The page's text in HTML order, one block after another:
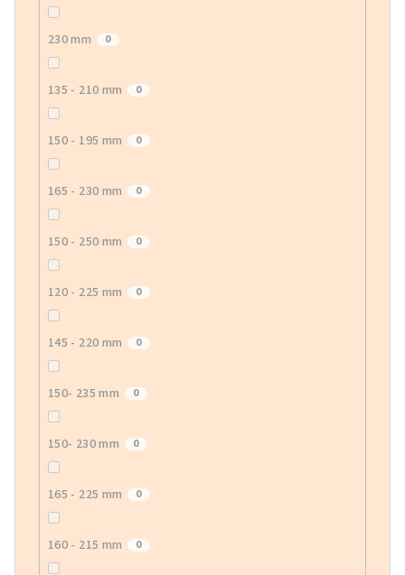
230 mm 0
135 - 210 mm 0
150 - 195 mm 0
165 - 230 mm 0
150 - 250 mm 0
120 - 225 mm 0
145 - 220 mm 0
150- 235 mm 0
150- 230 mm 0
165 - 225 mm 0
160 - 215 mm 0